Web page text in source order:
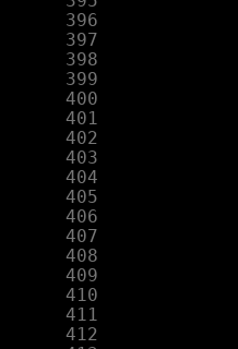
    396
    397
    398
    399
    400
    401
    402
    403
    404
    405
    406
    407
    408
    409
    410
    411
    412